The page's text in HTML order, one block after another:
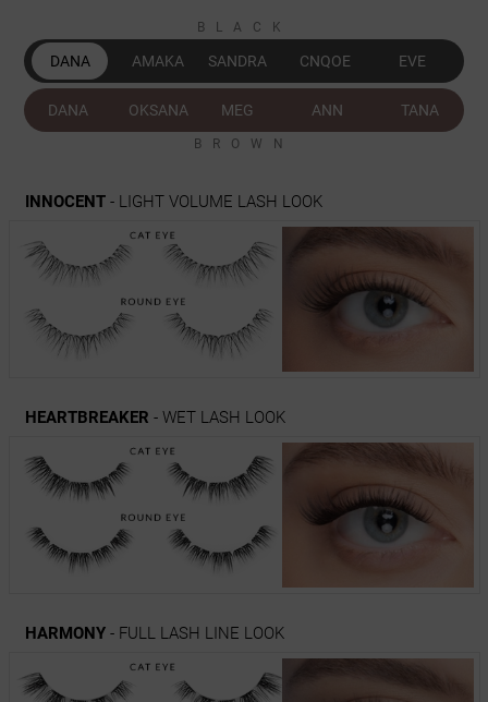
BLACK
DANA AMAKA SANDRA CNQOE EVE
DANA OKSANA MEG ANN TANA
BROWN
INNOCENT- LIGHT VOLUME LASH LOOK
HEARTBREAKER - WET LASH LOOK
HARMONY- FULL LASH LINE LOOK